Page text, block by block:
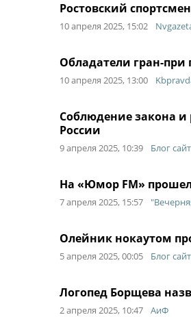
Ростовский
10 апреля 2025, 15:02
Обладатели гран-при
10 апреля 2025, 13:00
Соблюдение закона
России
9 апреля 2025, 10:39 Блог
На «Юмор FM»
7 апреля 2025, 15:57
Олейник нокаутом
5 апреля 2025, 00:05 Блог
Логопед Борщева
2 апреля 2025, 10:47 АиФ